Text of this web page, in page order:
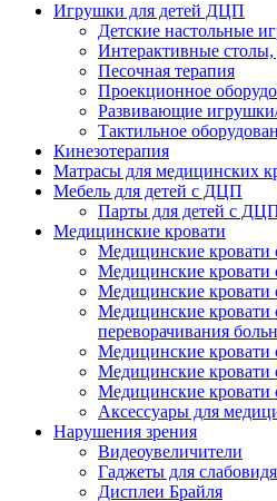
Игрушки для детей ДЦП
Детские настольные
Интерактивные столы,
Песочная терапия
Проекционное
Развивающие
Тактильное
Кинезотерапия
Матрасы для медицинских
Мебель для детей с ДЦП
Парты для детей с
Медицинские кровати
Медицинские кровати
Медицинские кровати
Медицинские кровати
Медицинские кровати
переворачивания
Медицинские
Медицинские кровати
Медицинские кровати
Аксессуары для
Нарушения зрения
Видеоувеличители
Гаджеты для
Дисплеи Брайля